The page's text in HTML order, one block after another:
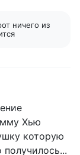
ничего из
Хью
которую